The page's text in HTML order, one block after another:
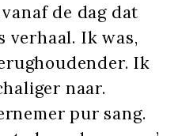
de dag dat
verhaal. Ik was,
Ik
naar.
pur sang.